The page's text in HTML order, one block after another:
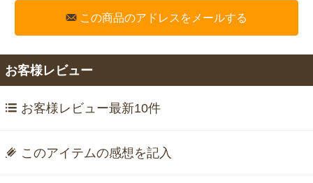
この商品のアドレスをメールする
お客様レビュー
お客様レビュー最新10件
このアイテムの感想を記入